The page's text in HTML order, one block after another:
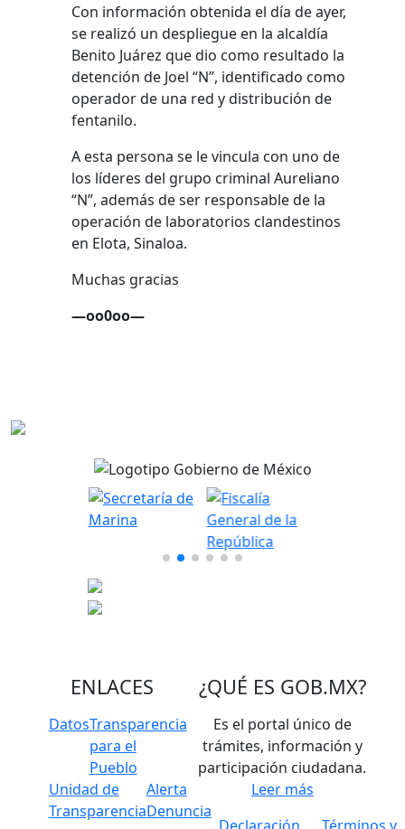
Con información obtenida el día de ayer,
se realizó un despliegue en la alcaldía
Benito Juárez que dio como resultado la
detención de Joel “N”, identificado como
operador de una red y distribución de
fentanilo.
A esta persona se le vincula con uno de
los líderes del grupo criminal Aureliano
“N”, además de ser responsable de la
operación de laboratorios clandestinos
en Elota, Sinaloa.
Muchas gracias
—oo0oo—
ENLACES
DatosTransparencia
para el
Pueblo
Unidad de
Transparencia
Alerta
Denuncia
¿QUÉ ES GOB.MX?
Es el portal único de
trámites, información y
participación ciudadana.
Leer más